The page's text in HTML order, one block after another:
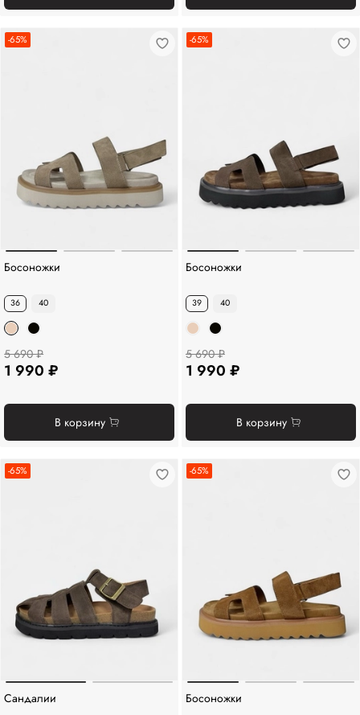
-65%
Босоножки
36 40
5 690 ₽
1 990 ₽
В корзину
-65%
Босоножки
39 40
5 690 ₽
1 990 ₽
В корзину
-65%
Сандалии
-65%
Босоножки